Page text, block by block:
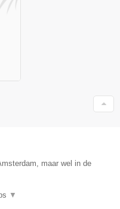
maar wel in de
▼